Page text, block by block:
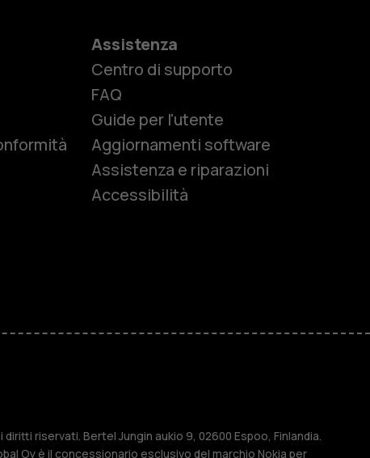
Assistenza
Centro di supporto
FAQ
Guide per l'utente
Aggiornamenti software
Assistenza e riparazioni
Accessibilità
riservati. Bertel Jungin aukio 9, 02600 Espoo, Finlandia.
Oy è il concessionario esclusivo del marchio Nokia per